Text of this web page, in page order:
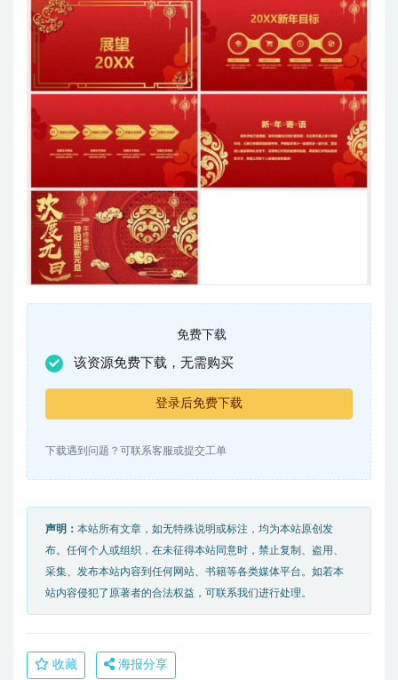
免费下载
该资源免费下载，无需购买
登录后免费下载
下载遇到问题？可联系客服或提交工单
声明： 本站所有文章，如无特殊说明或标注，均为本站原创发
布。任何个人或组织，在未征得本站同意时，禁止复制、盗用、
采集、发布本站内容到任何网站、书籍等各类媒体平台。如若本
站内容侵犯了原著者的合法权益，可联系我们进行处理。
收藏 海报分享